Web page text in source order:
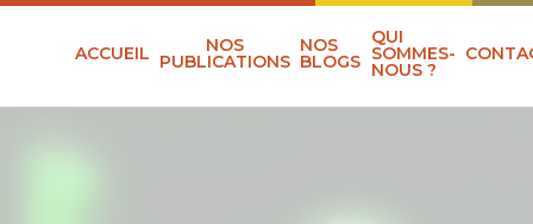
ACCUEIL NOS
PUBLICATIONS
NOS
BLOGS
QUI
SOMMES-
NOUS ?